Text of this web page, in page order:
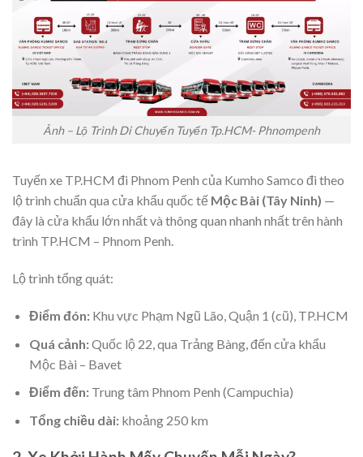
Ảnh – Lộ Trình Di Chuyển Tuyến Tp.HCM- Phnompenh
Tuyến xe TP.HCM đi Phnom Penh của Kumho Samco đi theo
lộ trình chuẩn qua cửa khẩu quốc tế Mộc Bài (Tây Ninh) —
đây là cửa khẩu lớn nhất và thông quan nhanh nhất trên hành
trình TP.HCM – Phnom Penh.
Lộ trình tổng quát:
Điểm đón:Khu vực Phạm Ngũ Lão, Quận 1 (cũ), TP.HCM
Quá cảnh:Quốc lộ 22, qua Trảng Bàng, đến cửa khẩu
Mộc Bài – Bavet
Điểm đến:Trung tâm Phnom Penh (Campuchia)
Tổng chiều dài:khoảng 250 km